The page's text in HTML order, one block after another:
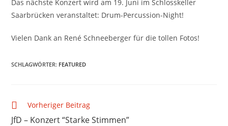
Das nächste Konzert wird am 19. Juni im Schlosskeller
Saarbrücken veranstaltet: Drum-Percussion-Night!
Vielen Dank an René Schneeberger für die tollen Fotos!
SCHLAGWÖRTER: FEATURED
Vorheriger Beitrag
JfD – Konzert “Starke Stimmen”